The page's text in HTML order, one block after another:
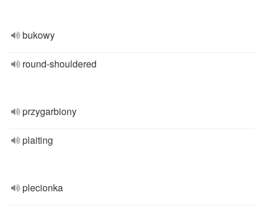
bukowy
round-shouldered
przygarbiony
plaiting
plecionka